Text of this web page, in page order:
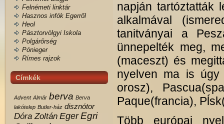
Felnémeti linktár
Hasznos infók Egerről
Heol
Pásztorvölgyi Iskola
Polgárőrség
Pónieger
Rímes rajzok
Címkék
Advent Almár berva Berva
lakótelep Butler-ház disznótor
Dóra Zoltán Eger Egri
napján tartóztatták
alkalmával
tanitványai a
ünnepelték meg,
(maceszt) és
nyelven ma is úgy
orosz),
Paque(francia),
Több európai